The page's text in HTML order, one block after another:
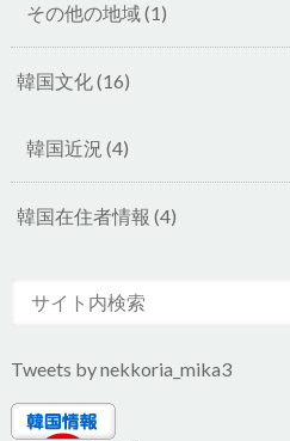
その他の地域(1)
韓国文化(16)
韓国近況 (4)
韓国在住者情報 (4)
Tweets by nekkoria_mika3